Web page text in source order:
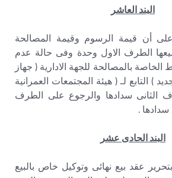
البند العاشر
أن قيمة الرسوم وقيمة المصالحة
الطرف الاول وحدة وفى حالة عدم
الخاصة بالمصالحة للجهة الادارية ( جهاز
) التابع لـ ( هيئة المجتمعات العمرانية
الثانى سدادها والرجوع على الطرف
سدادها .
البند الحادى عشر
عقد بيع نهائى وتوكيل خاص بالبيع